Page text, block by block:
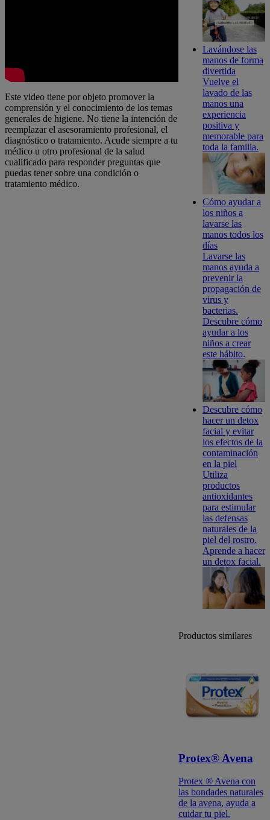
Este video tiene por objeto promover la
comprensión y el conocimiento de los temas
generales de higiene. No tiene la intención de
reemplazar el asesoramiento profesional, el
diagnóstico o tratamiento. Acude siempre a tu
médico u otro profesional de la salud
cualificado para responder preguntas que
puedas tener sobre una condición o
tratamiento médico.
Lavándose las
manos de forma
divertida
Vuelve el
lavado de las
manos una
experiencia
positiva y
memorable para
toda la familia.
Cómo ayudar a
los niños a
lavarse las
manos todos los
días
Lavarse las
manos ayuda a
prevenir la
propagación de
virus y
bacterias.
Descubre cómo
ayudar a los
niños a crear
este hábito.
Descubre cómo
hacer un detox
facial y evitar
los efectos de la
contaminación
en la piel
Utiliza
productos
antioxidantes
para estimular
las defensas
naturales de la
piel del rostro.
Aprende a hacer
un detox facial.
Productos similares
Protex® Avena
Protex ® Avena con
las bondades naturales
de la avena, ayuda a
cuidar tu piel.